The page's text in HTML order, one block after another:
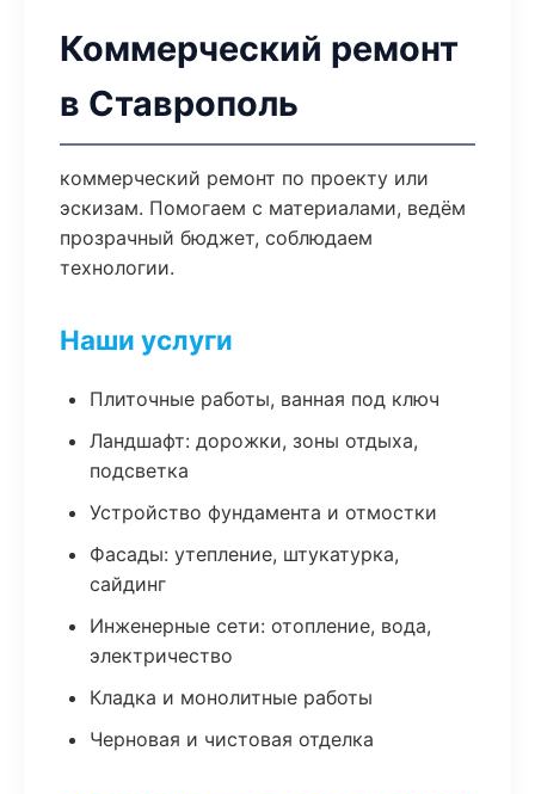
Коммерческий ремонт
в Ставрополь
коммерческий ремонт по проекту или
эскизам. Помогаем с материалами, ведём
прозрачный бюджет, соблюдаем
технологии.
Наши услуги
Плиточные работы, ванная под ключ
Ландшафт: дорожки, зоны отдыха,
подсветка
Устройство фундамента и отмостки
Фасады: утепление, штукатурка,
сайдинг
Инженерные сети: отопление, вода,
электричество
Кладка и монолитные работы
Черновая и чистовая отделка